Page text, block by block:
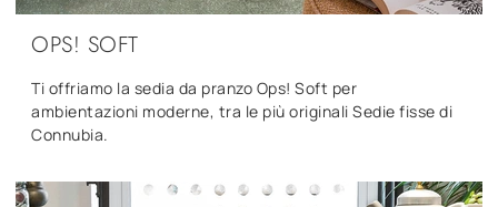
OPS! SOFT
Ti offriamo la sedia da pranzo Ops! Soft per
ambientazioni moderne, tra le più originali Sedie fisse di
Connubia.